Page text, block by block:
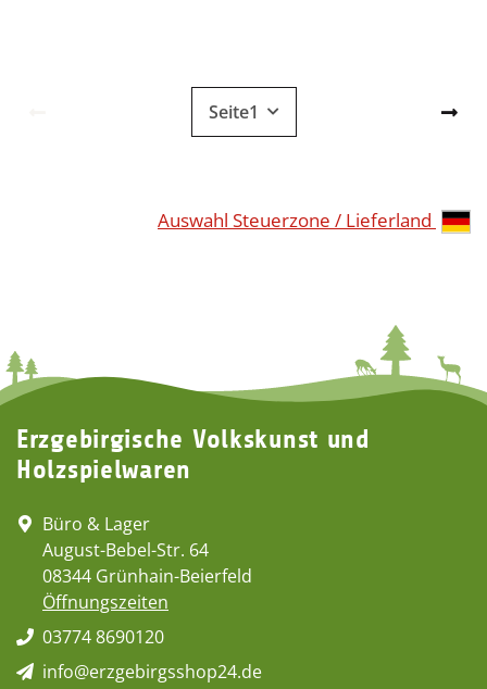
Seite1
Auswahl Steuerzone / Lieferland
Erzgebirgische Volkskunst und
Holzspielwaren
Büro & Lager
August-Bebel-Str. 64
08344 Grünhain-Beierfeld
Öffnungszeiten
03774 8690120
info@erzgebirgsshop24.de